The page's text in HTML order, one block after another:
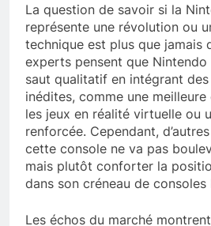
La question de savoir si la
représente une révolution ou
technique est plus que jamais
experts pensent que Nintendo
saut qualitatif en intégrant
inédites, comme une
les jeux en réalité virtuelle ou
renforcée. Cependant,
cette console ne va pas
mais plutôt conforter la
dans son créneau de consoles
Les échos du marché